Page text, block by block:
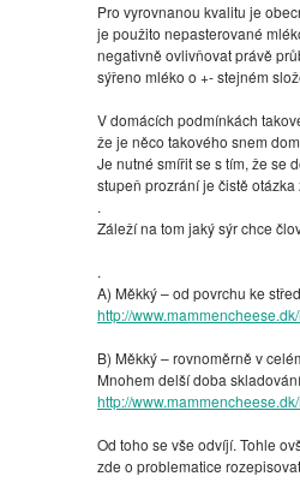
Pro vyrovnanou kvalitu je
je použito nepasterované
negativně ovlivňovat právě
sýřeno mléko o +- stejném
V domácích podmínkách
že je něco takového snem
Je nutné smířit se s tím, že se
stupeň prozrání je čistě
.
Záleží na tom jaký sýr chce
.
A) Měkký – od povrchu ke
http://
B) Měkký – rovnoměrně v
Mnohem delší doba
http://
Od toho se vše odvíjí. Tohle
zde o problematice